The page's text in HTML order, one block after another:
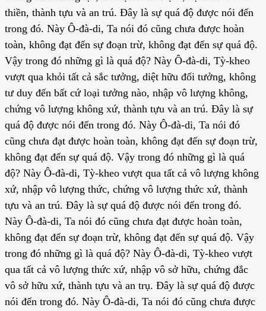
thiền, thành tựu và an trú. Đây là sự quá độ được nói đến
trong đó. Này Ô-đà-di, Ta nói đó cũng chưa được hoàn
toàn, không đạt đến sự đoạn trừ, không đạt đến sự quá độ.
Vậy trong đó những gì là quá độ? Này Ô-đà-di, Tỳ-kheo
vượt qua khỏi tất cả sắc tưởng, diệt hữu đối tưởng, không
tư duy đến bất cứ loại tưởng nào, nhập vô lượng không,
chứng vô lượng không xứ, thành tựu và an trú. Đây là sự
quá độ được nói đến trong đó. Này Ô-đà-di, Ta nói đó
cũng chưa đạt được hoàn toàn, không đạt đến sự đoạn trừ,
không đạt đến sự quá độ. Vậy trong đó những gì là quá
độ? Này Ô-đà-di, Tỳ-kheo vượt qua tất cả vô lượng không
xứ, nhập vô lượng thức, chứng vô lượng thức xứ, thành
tựu và an trú. Đây là sự quá độ được nói đến trong đó.
Này Ô-đà-di, Ta nói đó cũng chưa đạt được hoàn toàn,
không đạt đến sự đoạn trừ, không đạt đến sự quá độ. Vậy
trong đó những gì là quá độ? Này Ô-đà-di, Tỳ-kheo vượt
qua tất cả vô lượng thức xứ, nhập vô sở hữu, chứng đắc
vô sở hữu xứ, thành tựu và an trụ. Đây là sự quá độ được
nói đến trong đó. Này Ô-đà-di, Ta nói đó cũng chưa được